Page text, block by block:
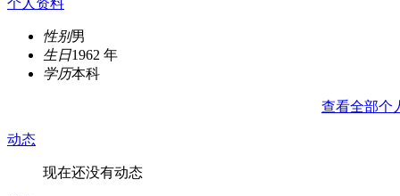
性别男
生日1962 年
学历本科
查看全部个
动态
现在还没有动态